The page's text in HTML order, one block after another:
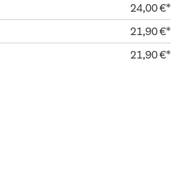
24,00 €*
21,90 €*
21,90 €*